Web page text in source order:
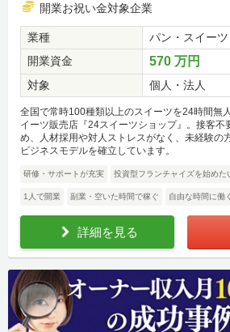
開業お祝い金対象企業
業種
パン・スイーツ
開業資金
570 万円
対象 個人・法人
全国で常時100種類以上のスイーツを24時間無
イーツ販売店『24スイーツショップ』。接客不
め、人材採用や対人ストレスがなく、未経験の
ビジネスモデルを確立しています。
研修・サポートが充実 投資型フランチャイズを始めた
1人で開業 副業・空いた時間で稼ぐ 自由な時間に働く
詳細を見る